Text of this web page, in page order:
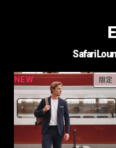
Safari
NEW 限定